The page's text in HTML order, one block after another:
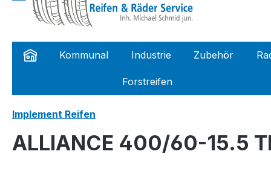
Kommunal Industrie Zubehör
Forstreifen
Implement Reifen
ALLIANCE 400/60-15.5